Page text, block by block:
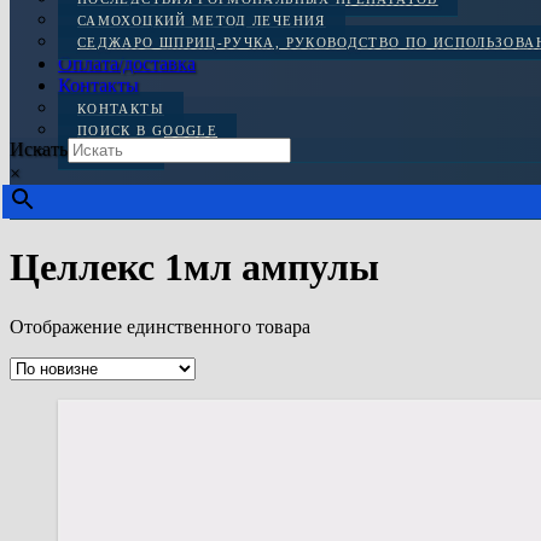
САМОХОЦКИЙ МЕТОД ЛЕЧЕНИЯ
СЕДЖАРО ШПРИЦ-РУЧКА, РУКОВОДСТВО ПО
Оплата/доставка
Контакты
КОНТАКТЫ
ПОИСК В GOOGLE
ОТЗЫВЫ
Искать
×
Целлекс 1мл ампулы
Отображение единственного товара